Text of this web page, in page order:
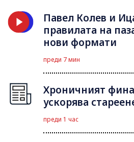
Павел Колев и
правилата на
нови формати
преди 7 мин
Хроничният
ускорява
преди 1 час